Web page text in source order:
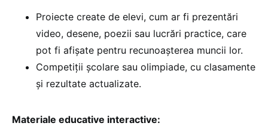
Proiecte create de elevi, cum ar fi prezentări
video, desene, poezii sau lucrări practice, care
pot fi afișate pentru recunoașterea muncii lor.
Competiții școlare sau olimpiade, cu clasamente
și rezultate actualizate.
Materiale educative interactive: